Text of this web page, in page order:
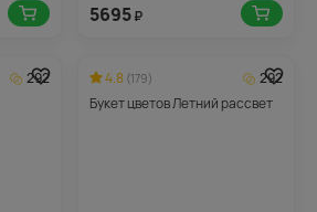
5695₽
292
4.8 (179)
292
Букет цветов Летний рассвет